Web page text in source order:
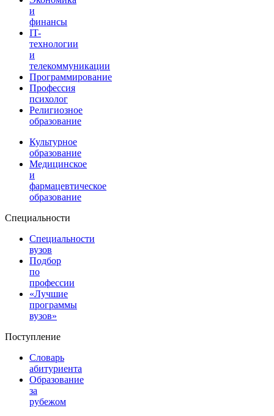
и
финансы
IT-
технологии
и
телекоммуникации
Программирование
Профессия
психолог
Религиозное
образование
Культурное
образование
Медицинское
и
фармацевтическое
образование
Специальности
Специальности
вузов
Подбор
по
профессии
«Лучшие
программы
вузов»
Поступление
Словарь
абитуриента
Образование
за
рубежом